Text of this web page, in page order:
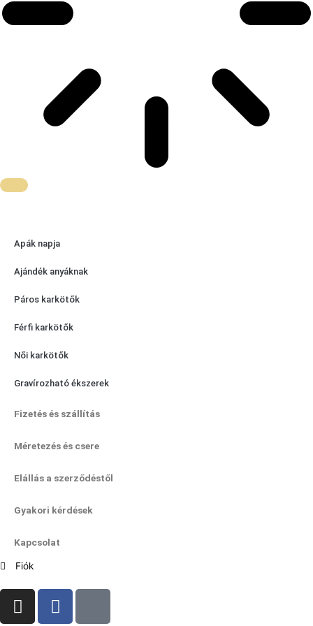
Apák napja
Ajándék anyáknak
Páros karkötők
Férfi karkötők
Női karkötők
Gravírozható ékszerek
Fizetés és szállítás
Méretezés és csere
Elállás a szerződéstől
Gyakori kérdések
Kapcsolat
Fiók
I
n
F
a